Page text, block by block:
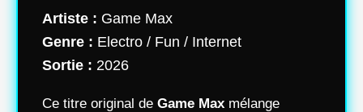
Artiste : Game Max
Genre : Electro / Fun / Internet
Sortie : 2026
Ce titre original de Game Max mélange